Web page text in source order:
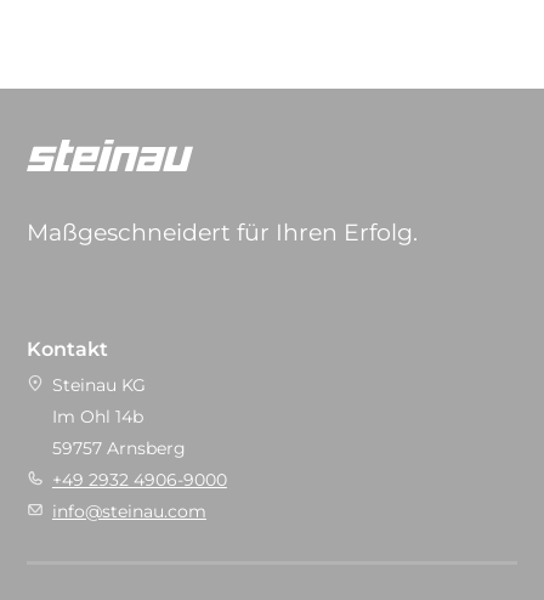
Maßgeschneidert für Ihren Erfolg.
Kontakt
Steinau KG
Im Ohl 14b
59757 Arnsberg
+49 2932 4906-9000
info@steinau.com